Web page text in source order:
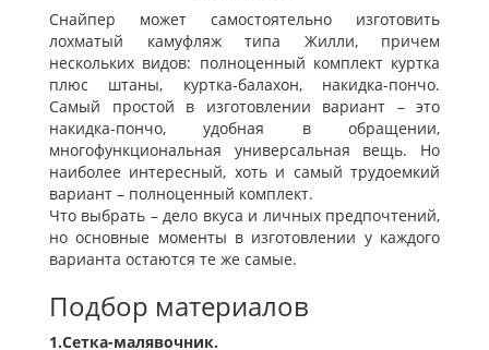
Снайпер может самостоятельно изготовить
лохматый камуфляж типа Жилли, причем
нескольких видов: полноценный комплект куртка
плюс штаны, куртка-балахон, накидка-пончо.
Самый простой в изготовлении вариант – это
накидка-пончо, удобная в обращении,
многофункциональная универсальная вещь. Но
наиболее интересный, хоть и самый трудоемкий
вариант – полноценный комплект.
Что выбрать – дело вкуса и личных предпочтений,
но основные моменты в изготовлении у каждого
варианта остаются те же самые.
Подбор материалов
1.Сетка-малявочник.